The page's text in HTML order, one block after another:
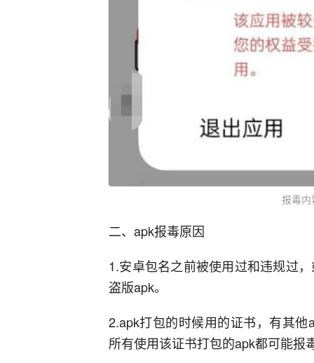
报毒
二、apk报毒原因
1.安卓包名之前被使用过和违规过
盗版apk。
2.apk打包的时候用的证书，有其
所有使用该证书打包的apk都可能报